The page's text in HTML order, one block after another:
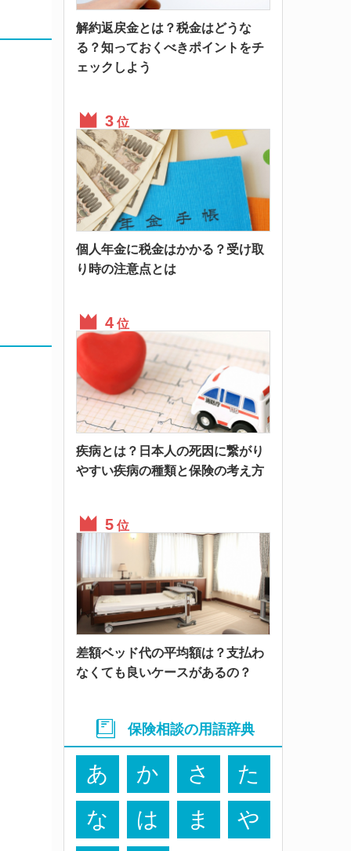
解約返戻金とは？税金はどうな
る？知っておくべきポイントをチ
ェックしよう
位
個人年金に税金はかかる？受け取
り時の注意点とは
位
疾病とは？日本人の死因に繋がり
やすい疾病の種類と保険の考え方
位
差額ベッド代の平均額は？支払わ
なくても良いケースがあるの？
保険相談の用語辞典
あ か さ
た
な
は ま や